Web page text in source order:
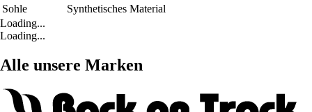
Sohle
Synthetisches Material
Loading...
Loading...
Alle unsere Marken